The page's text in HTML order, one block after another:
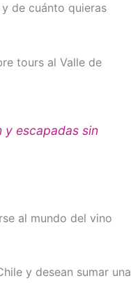
de cuánto quieras
tours al Valle de
y escapadas sin
al mundo del vino
y desean sumar una